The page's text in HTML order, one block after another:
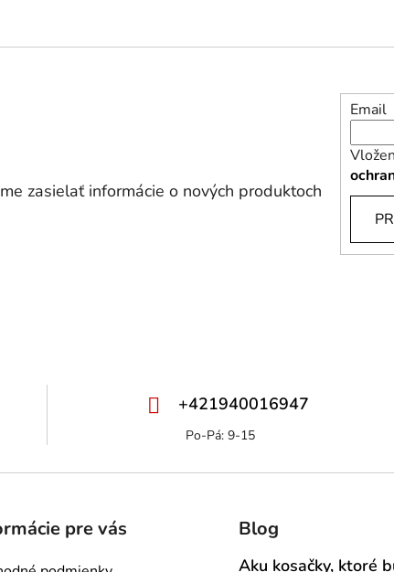
zasielať informácie o nových produktoch
Email
+421940016947
pre vás Blog
Aku kosačky, ktoré